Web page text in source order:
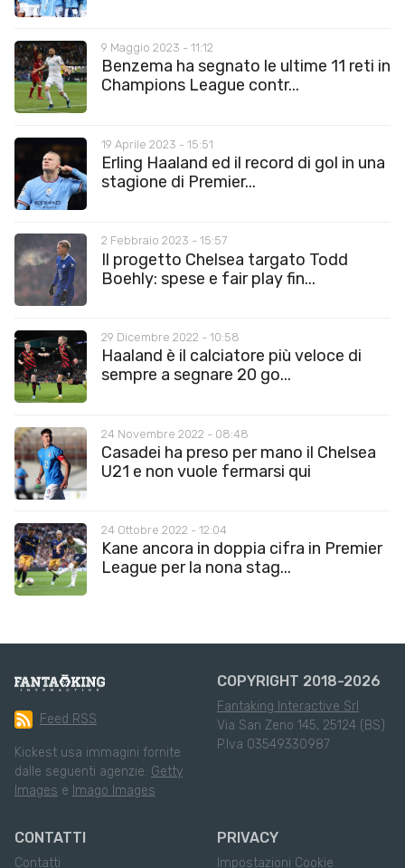
9 Maggio 2023 - 11:12
Benzema ha segnato le ultime 11 reti in
Champions League contr...
19 Aprile 2023 - 15:51
Erling Haaland ed il record di gol in una
stagione di Premier...
2 Febbraio 2023 - 15:57
Il progetto Chelsea targato Todd
Boehly: spese e fair play fin...
29 Dicembre 2022 - 10:58
Haaland è il calciatore più veloce di
sempre a segnare 20 go...
24 Novembre 2022 - 08:48
Casadei ha preso per mano il Chelsea
U21 e non vuole fermarsi qui
24 Ottobre 2022 - 12:04
Kane ancora in doppia cifra in Premier
League per la nona stag...
Feed RSS
Kickest usa immagini fornite
dalle seguenti agenzie: Getty
Images e Imago Images
COPYRIGHT 2018-2026
Fantaking Interactive Srl
Via San Zeno 145, 25124 (BS)
P.Iva 03549330987
CONTATTI
Contatti
PRIVACY
Impostazioni Cookie